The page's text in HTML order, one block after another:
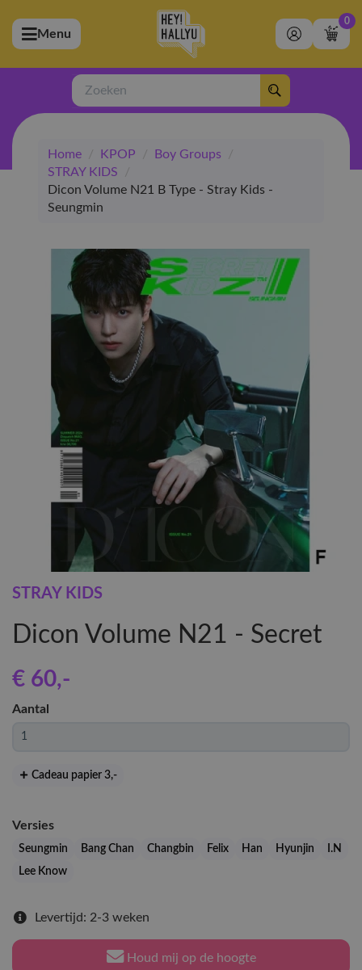
(Artiesten)
(Merchandise)
(Exclusive)
(Winkel)
Menu
0
Zoeken
Home / KPOP / Boy Groups
/
STRAY KIDS
/
Dicon Volume N21 B Type - Stray Kids -
Seungmin
STRAY KIDS
Dicon Volume N21 - Secret
€ 60,-
Aantal
Cadeau papier 3,-
Versies
Seungmin Bang Chan Changbin Felix Han Hyunjin
I.N
Lee Know
Levertijd: 2-3 weken
Houd mij op de hoogte